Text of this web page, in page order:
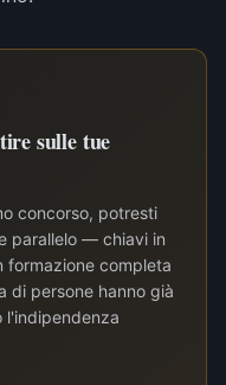
sulle tue
concorso, potresti
parallelo — chiavi in
formazione completa
di persone hanno già
l'indipendenza